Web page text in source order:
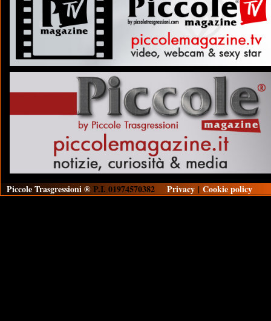
Piccole Trasgressioni ® P.I. 01974570382 Privacy | Cookie policy